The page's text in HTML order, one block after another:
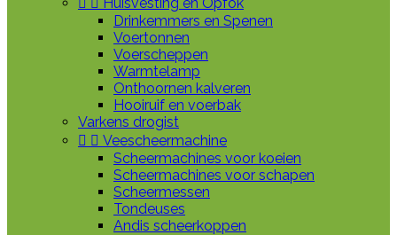
Drinkemmers en Spenen
Voertonnen
Voerscheppen
Warmtelamp
Onthoornen kalveren
Hooiruif en voerbak
Varkens drogist
  Veescheermachine
Scheermachines voor koeien
Scheermachines voor schapen
Scheermessen
Tondeuses
Andis scheerkoppen